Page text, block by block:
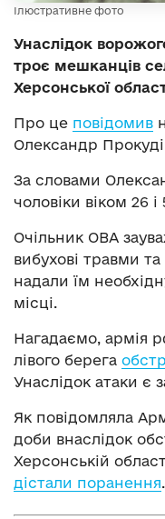
Ілюстративне фото
Унаслідок
троє мешканців
Херсонської
Про це повідомив
Олександр
За словами
чоловіки віком 26
Очільник ОВА
вибухові травми
надали їм
місці.
Нагадаємо, армія
лівого берега
Унаслідок атаки є
Як повідомляла
доби внаслідок
Херсонській
дістали поранення.